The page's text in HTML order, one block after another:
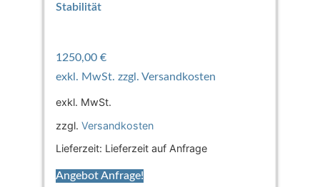
Stabilität
1250,00 €
exkl. MwSt.
zzgl. Versandkosten
Lieferzeit: Lieferzeit auf Anfrage
Angebot Anfrage!